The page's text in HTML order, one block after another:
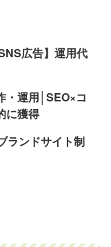
広告】運用代
・運用│SEO×コ
に獲得
ランドサイト制